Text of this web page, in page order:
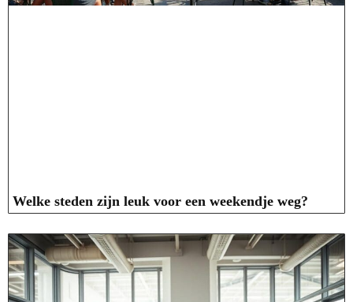
Welke steden zijn leuk voor een weekendje weg?